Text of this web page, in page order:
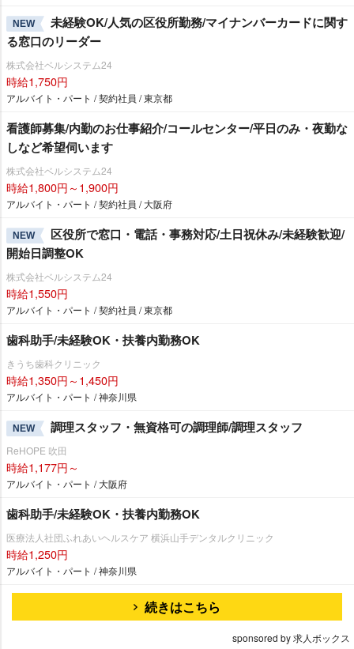
NEW
未経験OK/人気の区役所勤務/マイナンバーカードに関す
る窓口のリーダー
株式会社ベルシステム24
時給1,750円
アルバイト・パート / 契約社員 / 東京都
看護師募集/内勤のお仕事紹介/コールセンター/平日のみ・夜勤な
しなど希望伺います
株式会社ベルシステム24
時給1,800円～1,900円
アルバイト・パート / 契約社員 / 大阪府
NEW
区役所で窓口・電話・事務対応/土日祝休み/未経験歓迎/
開始日調整OK
株式会社ベルシステム24
時給1,550円
アルバイト・パート / 契約社員 / 東京都
歯科助手/未経験OK・扶養内勤務OK
きうち歯科クリニック
時給1,350円～1,450円
アルバイト・パート / 神奈川県
NEW 調理スタッフ・無資格可の調理師/調理スタッフ
ReHOPE 吹田
時給1,177円～
アルバイト・パート / 大阪府
歯科助手/未経験OK・扶養内勤務OK
医療法人社団ふれあいヘルスケア 横浜山手デンタルクリニック
時給1,250円
アルバイト・パート / 神奈川県
続きはこちら
sponsored by 求人ボックス